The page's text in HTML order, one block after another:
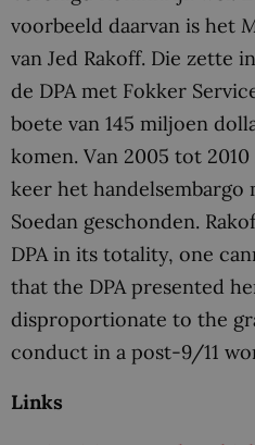
voorbeeld daarvan is het
van Jed Rakoff. Die zette
de DPA met Fokker
boete van 145 miljoen
komen. Van 2005 tot
keer het handelsembargo
Soedan geschonden.
DPA in its totality, one
that the DPA presented
disproportionate to the
conduct in a post-9/11
Links